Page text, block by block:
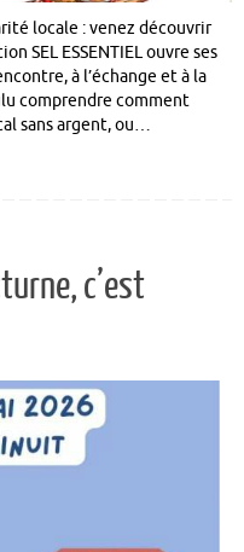
locale : venez découvrir
SEL ESSENTIEL ouvre ses
à l’échange et à la
comprendre comment
sans argent, ou…
c’est